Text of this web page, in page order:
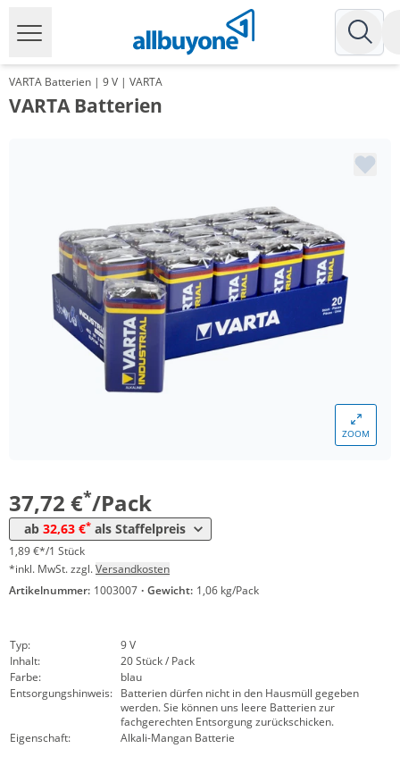
VARTA Batterien | 9 V | VARTA
VARTA Batterien
ZOOM
37,72 €*/Pack
ab 32,63 €* als Staffelpreis
1,89 €*/1 Stück
*inkl. MwSt. zzgl.Versandkosten
Artikelnummer: 1003007 · Gewicht: 1,06 kg/Pack
Typ:
9 V
Inhalt:
20 Stück / Pack
Farbe:
blau
Entsorgungshinweis: Batterien dürfen nicht in den Hausmüll gegeben
werden. Sie können uns leere Batterien zur
fachgerechten Entsorgung zurückschicken.
Eigenschaft:
Alkali-Mangan Batterie